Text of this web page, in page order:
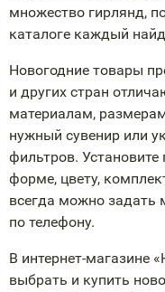
множество гирлянд,
каталоге каждый
Новогодние товары
и других стран
материалам,
нужный сувенир или
фильтров.
форме, цвету,
всегда можно задать
по телефону.
В интернет-магазине
выбрать и купить